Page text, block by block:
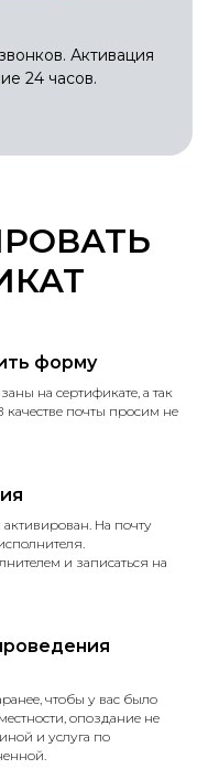
форму
на сертификате, а так
почты просим не
На почту
и записаться на
чтобы у вас было
опоздание не
и услуга по